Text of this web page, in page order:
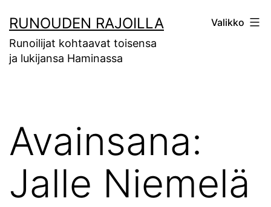
sisältöön
RUNOUDEN RAJOILLA
Runoilijat kohtaavat toisensa
ja lukijansa Haminassa
Valikko
Avainsana:
Jalle Niemelä